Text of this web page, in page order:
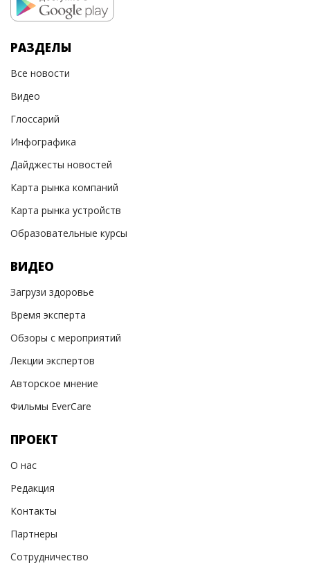
РАЗДЕЛЫ
Все новости
Видео
Глоссарий
Инфографика
Дайджесты новостей
Карта рынка компаний
Карта рынка устройств
Образовательные курсы
ВИДЕО
Загрузи здоровье
Время эксперта
Обзоры с мероприятий
Лекции экспертов
Авторское мнение
Фильмы EverCare
ПРОЕКТ
О нас
Редакция
Контакты
Партнеры
Сотрудничество